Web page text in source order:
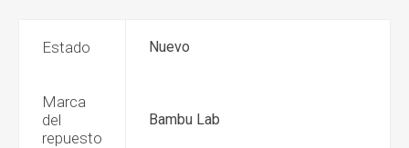
Estado Nuevo
Marca
del
repuesto
Bambu Lab